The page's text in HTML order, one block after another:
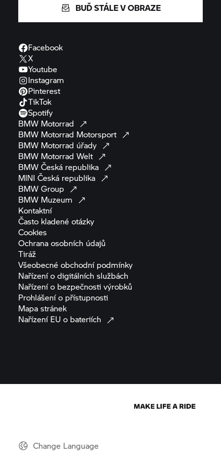
BUĎ STÁLE V OBRAZE
Facebook
X
Youtube
Instagram
Pinterest
TikTok
Spotify
BMW Motorrad
BMW Motorrad Motorsport
BMW Motorrad úřady
BMW Motorrad Welt
BMW Česká republika
MINI Česká republika
BMWGroup
BMW Muzeum
Kontaktní
Často kladenéotázky
Cookies
Ochrana osobních údajů
Tiráž
Všeobecné obchodní podmínky
Nařízení o digitálníchslužbách
Nařízení o bezpečnostivýrobků
Prohlášení o přístupnosti
Mapastránek
Nařízení EU o bateriích
Change Language